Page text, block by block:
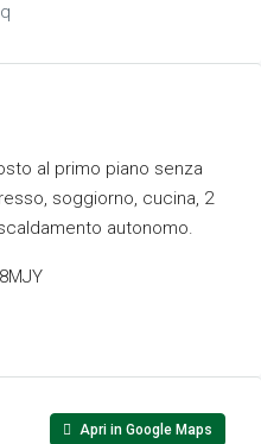
al primo piano senza
soggiorno, cucina, 2
autonomo.
Apri in Google Maps